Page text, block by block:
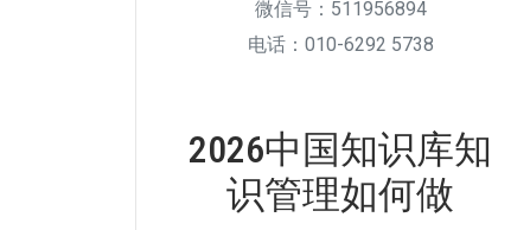
微信号：511956894
电话：010-6292 5738
2026中国知识库知
识管理如何做